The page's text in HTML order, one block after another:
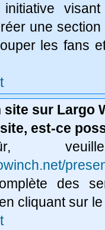
une
les fans
site sur Largo
est-ce
des
cliquant sur